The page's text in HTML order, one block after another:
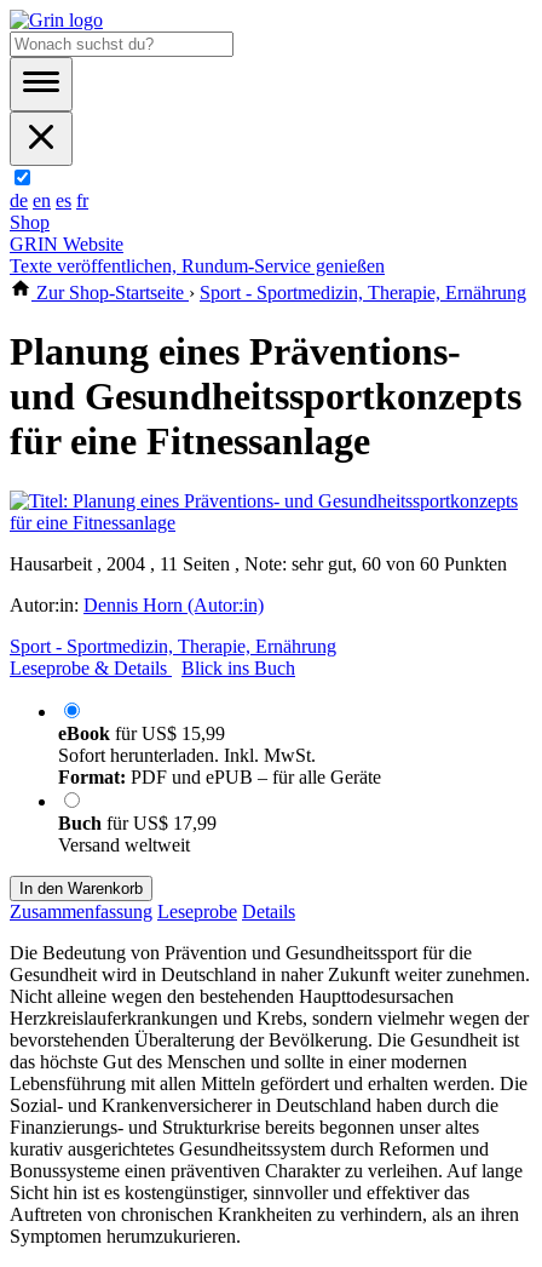
de en es fr
Shop
GRIN Website
Texte veröffentlichen, Rundum-Service genießen
Zur Shop-Startseite › Sport - Sportmedizin, Therapie, Ernährung
Planung eines Präventions-
und Gesundheitssportkonzepts
für eine Fitnessanlage
Hausarbeit , 2004 , 11 Seiten , Note: sehr gut, 60 von 60 Punkten
Autor:in: Dennis Horn (Autor:in)
Sport - Sportmedizin, Therapie, Ernährung
Leseprobe & Details
Blick ins Buch
eBook fürUS$ 15,99
Sofort herunterladen. Inkl. MwSt.
Format: PDF und ePUB – für alle Geräte
Buch fürUS$ 17,99
Versand weltweit
In den Warenkorb
Zusammenfassung Leseprobe Details
Die Bedeutung von Prävention und Gesundheitssport für die
Gesundheit wird in Deutschland in naher Zukunft weiter zunehmen.
Nicht alleine wegen den bestehenden Haupttodesursachen
Herzkreislauferkrankungen und Krebs, sondern vielmehr wegen der
bevorstehenden Überalterung der Bevölkerung. Die Gesundheit ist
das höchste Gut des Menschen und sollte in einer modernen
Lebensführung mit allen Mitteln gefördert und erhalten werden. Die
Sozial- und Krankenversicherer in Deutschland haben durch die
Finanzierungs- und Strukturkrise bereits begonnen unser altes
kurativ ausgerichtetes Gesundheitssystem durch Reformen und
Bonussysteme einen präventiven Charakter zu verleihen. Auf lange
Sicht hin ist es kostengünstiger, sinnvoller und effektiver das
Auftreten von chronischen Krankheiten zu verhindern, als an ihren
Symptomen herumzukurieren.